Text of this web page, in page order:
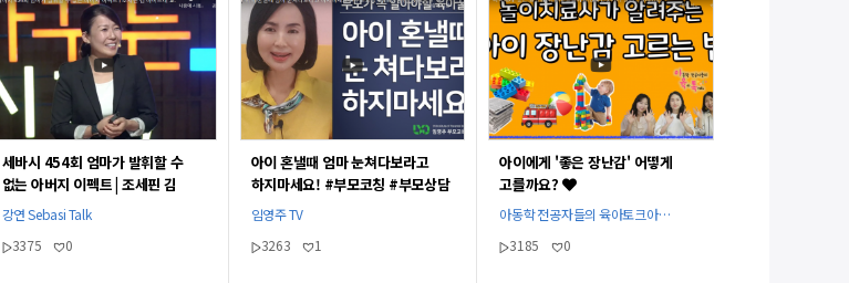
세바시 454회 엄마가 발휘할 수
없는 아버지 이펙트 | 조세핀 김
하버드대 교육대학원 교수
강연 Sebasi Talk
3375
0
아이 혼낼때 엄마 눈쳐다보라고
하지마세요! #부모코칭 #부모상담
[임영주부모교육TV]
임영주 TV
3263
1
아이에게 '좋은 장난감' 어떻게
고를까요?
아동학 전공자들의 육아토크아…
3185
0